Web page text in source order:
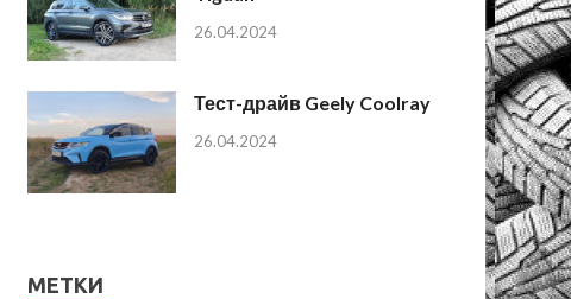
26.04.2024
Тест-драйв Geely Coolray
26.04.2024
МЕТКИ